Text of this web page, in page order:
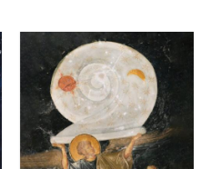
Adaugă în coș Wishlist